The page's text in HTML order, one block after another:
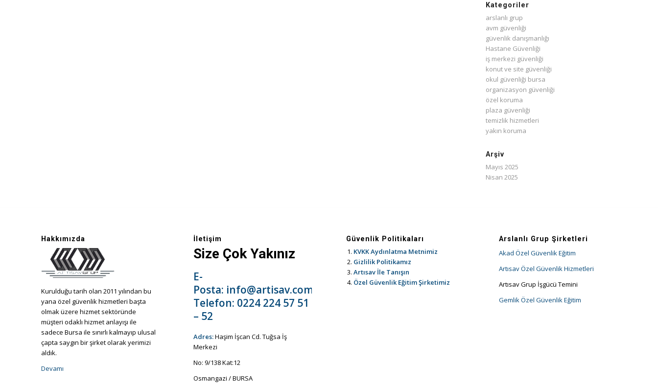
Kategoriler
arslanlı grup
avm güvenliği
güvenlik danışmanlığı
Hastane Güvenliği
iş merkezi güvenliği
konut ve site güvenliği
okul güvenliği bursa
organizasyon güvenliği
özel koruma
plaza güvenliği
temizlik hizmetleri
yakın koruma
Arşiv
Mayıs 2025
Nisan 2025
Hakkımızda
Kurulduğu tarih olan 2011 yılından bu
yana özel güvenlik hizmetleri başta
olmak üzere hizmet sektöründe
müşteri odaklı hizmet anlayışı ile
sadece Bursa ile sınırlı kalmayıp ulusal
çapta saygın bir şirket olarak yerimizi
aldık.
Devamı
İletişim
Size Çok Yakınız
E-
Posta: info@artisav.com.tr
Telefon: 0224 224 57 51
– 52
Adres:Haşim İşcan Cd. Tuğsa İş
Merkezi
No: 9/138 Kat:12
Osmangazi / BURSA
Güvenlik Politikaları
KVKK Aydınlatma Metnimiz
Gizlilik Politikamız
Artısav İle Tanışın
Özel Güvenlik Eğitim Şirketimiz
Arslanlı Grup Şirketleri
Akad Özel Güvenlik Eğitim
Artısav Özel Güvenlik Hizmetleri
Artısav Grup İşgücü Temini
Gemlik Özel Güvenlik Eğitim